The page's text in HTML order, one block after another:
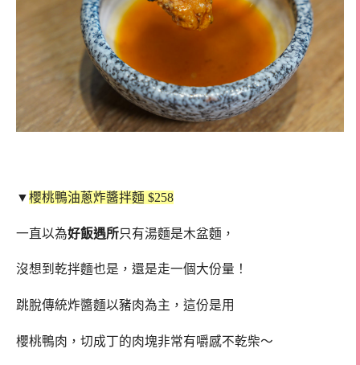
▼櫻桃鴨油蔥炸醬拌麵 $258
一直以為好飯遇所只有湯麵是木盆麵，
沒想到乾拌麵也是，還是走一個大份量！
跳脫傳統炸醬麵以豬肉為主，這份是用
櫻桃鴨肉，切成丁的肉塊非常有嚼感不乾柴～